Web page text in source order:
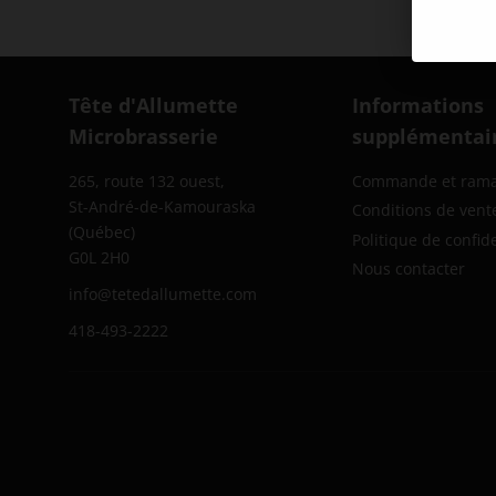
Tête d'Allumette
Microbrasserie
265, route 132 ouest,
St-André-de-Kamouraska
(Québec)
G0L 2H0
info@tetedallumette.com
418-493-2222
Informations
Commande et
Conditions de
Politique de
Nous contacter